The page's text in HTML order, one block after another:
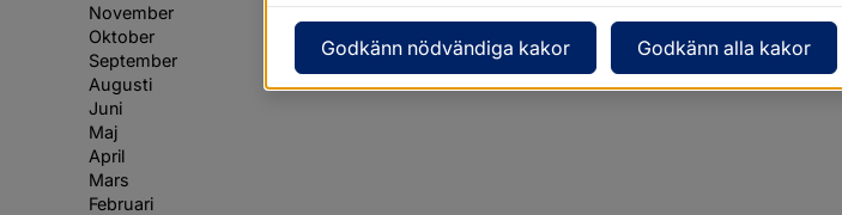
November
Oktober
September
Augusti
Juni
Maj
April
Mars
Februari
Godkänn nödvändiga kakor Godkänn alla kakor